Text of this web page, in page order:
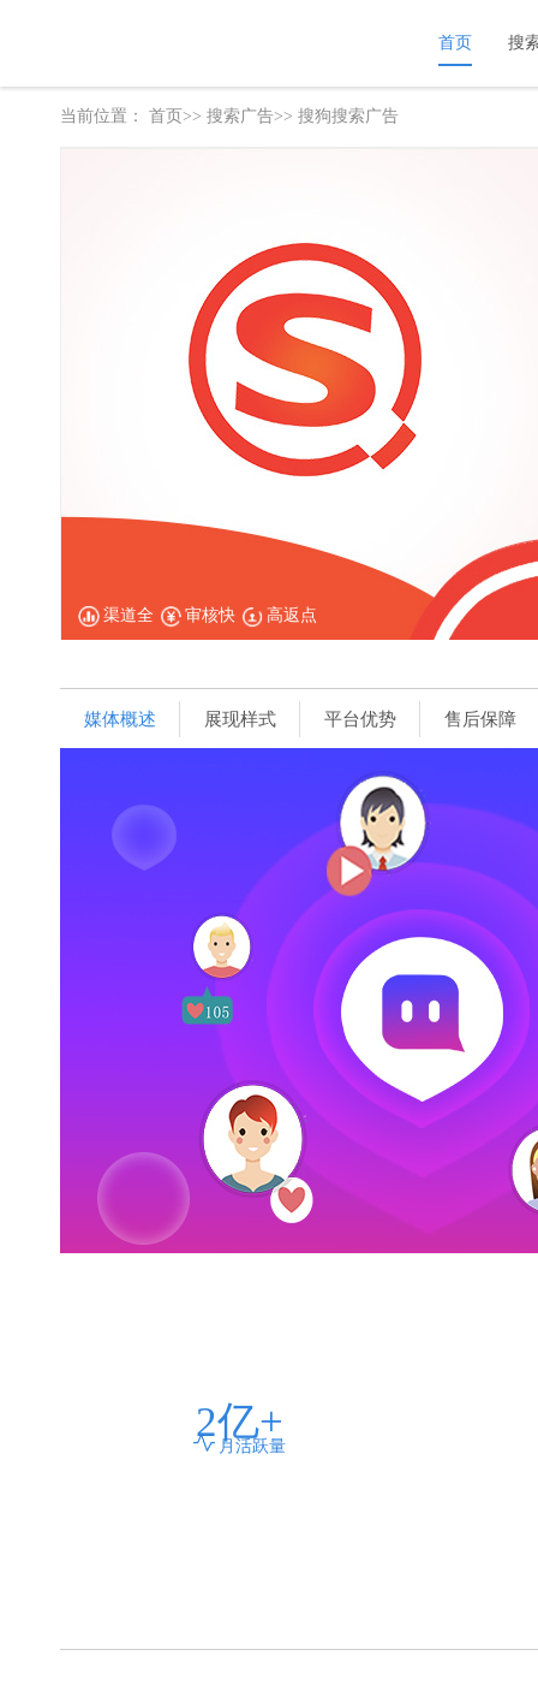
首页 搜
当前位置： 首页>> 搜索广告>> 搜狗搜索广告
渠道全 审核快 高返点
媒体概述 展现样式 平台优势 售后保障
2亿+
月活跃量